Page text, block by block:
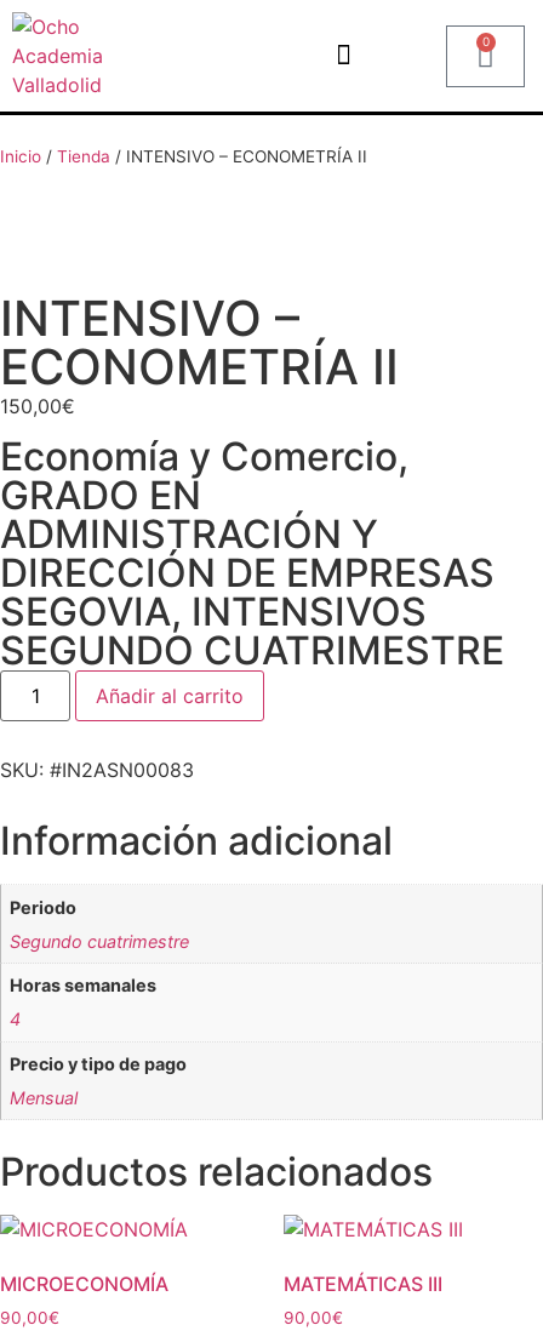
0
Inicio / Tienda / INTENSIVO – ECONOMETRÍA II
INTENSIVO –
ECONOMETRÍA II
150,00€
Economía y Comercio,
GRADO EN
ADMINISTRACIÓN Y
DIRECCIÓN DE EMPRESAS
SEGOVIA, INTENSIVOS
SEGUNDO CUATRIMESTRE
Añadir al carrito
SKU: #IN2ASN00083
Información adicional
Periodo
Segundo cuatrimestre
Horas semanales
4
Precio y tipo de pago
Mensual
Productos relacionados
MICROECONOMÍA
90,00€
MATEMÁTICAS III
90,00€